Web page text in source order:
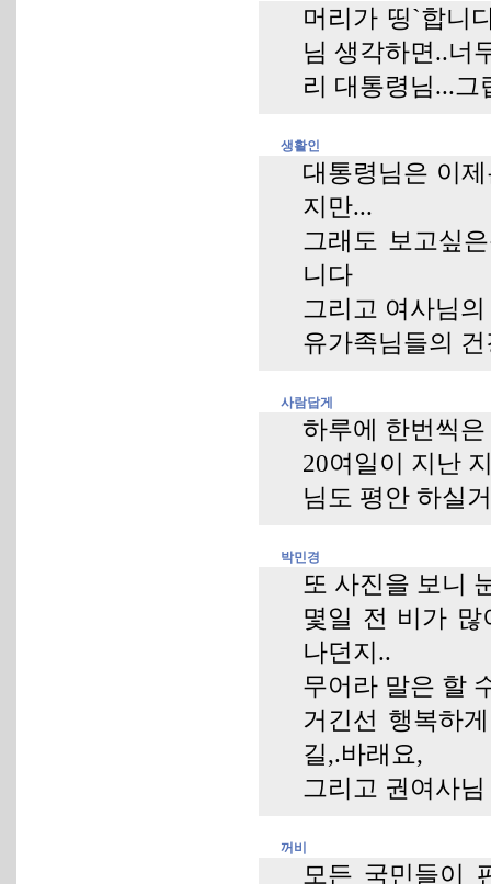
머리가 띵`합니
님 생각하면..너
리 대통령님...그
생활인
대통령님은 이
지만...
그래도 보고싶
니다
그리고 여사님
유가족님들의
사람답게
하루에 한번씩
20여일이 지난
님도 평안 하실
박민경
또 사진을 보니
몇일 전 비가 많
나던지..
무어라 말은 할
거긴선 행복하
길,.바래요,
그리고 권여사
꺼비
모든 국민들이